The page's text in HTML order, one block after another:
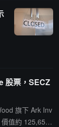
銷毀代
果稱之為捐贈，
那如何稱得上
股票，SECZ
旗下 Ark Inv
值約 125,654